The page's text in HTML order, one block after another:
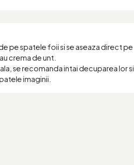
pe spatele foii si se aseaza direct pe
crema de unt.
se recomanda intai decuparea lor si
imaginii.